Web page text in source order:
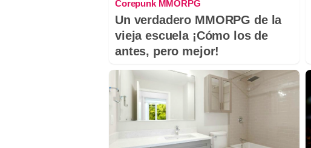
Corepunk MMORPG
Un verdadero MMORPG de la
vieja escuela ¡Cómo los de
antes, pero mejor!